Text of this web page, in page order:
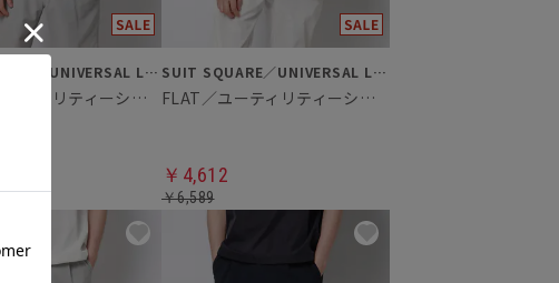
SUIT SQUARE／UNIVERSAL LANGUAGE
FLAT／ユーティリティーシャツ
SUIT SQUARE／UNIVERSAL LANGUAGE
FLAT／ユーティリティーシャツ
￥4,612
￥6,589